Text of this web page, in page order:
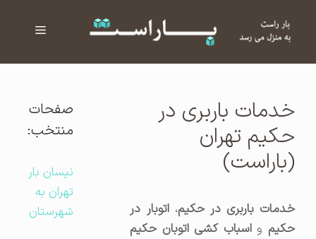
فهرست
خدمات باربری در
حکیم تهران
(باراست)
خدمات باربری در حکیم،اتوبار در
حکیمواسباب کشی اتوبان حکیم
صفحات
منتخب:
نیسان بار
تهران به
شهرستان